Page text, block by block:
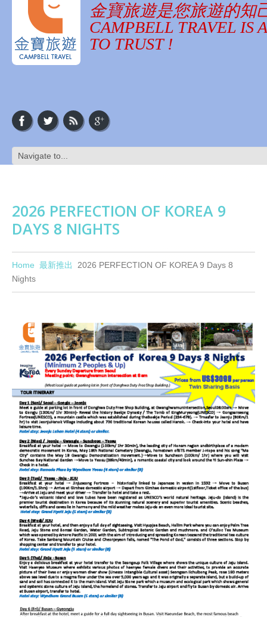
金寶旅遊是您旅遊的知
CAMPBELL TRAVEL IS
TO TRUST !
2026 PERFECTION OF KOREA 9
DAYS 8 NIGHTS
Home 最新推出
2026 PERFECTION OF KOREA 9 Days 8
Nights